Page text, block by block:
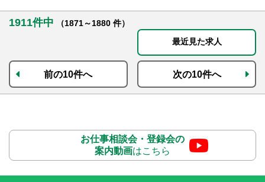
1911件中
（1871～1880 件）
最近見た求人
前の10件へ 次の10件へ
お仕事相談会・登録会の
案内動画はこちら